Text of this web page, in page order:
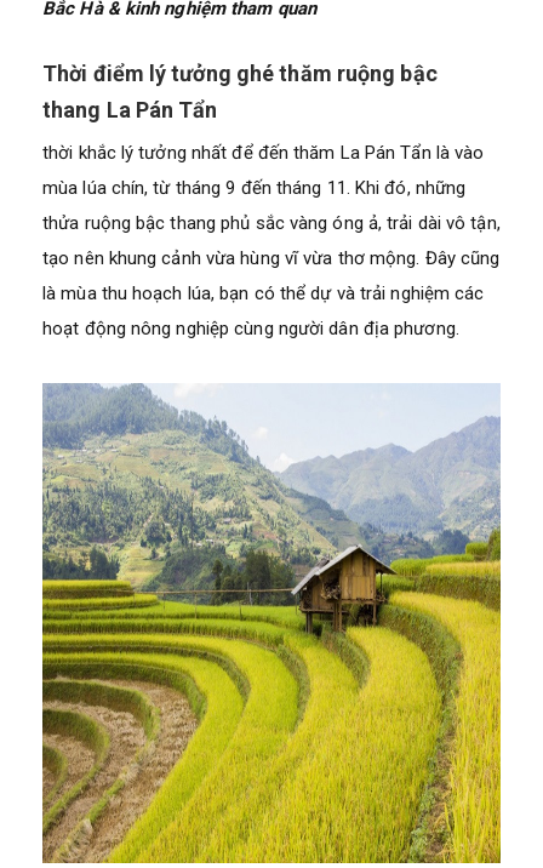
Bắc Hà & kinh nghiệm tham quan
Thời điểm lý tưởng ghé thăm ruộng bậc
thang La Pán Tẩn
thời khắc lý tưởng nhất để đến thăm La Pán Tẩn là vào
mùa lúa chín, từ tháng 9 đến tháng 11. Khi đó, những
thửa ruộng bậc thang phủ sắc vàng óng ả, trải dài vô tận,
tạo nên khung cảnh vừa hùng vĩ vừa thơ mộng. Đây cũng
là mùa thu hoạch lúa, bạn có thể dự và trải nghiệm các
hoạt động nông nghiệp cùng người dân địa phương.